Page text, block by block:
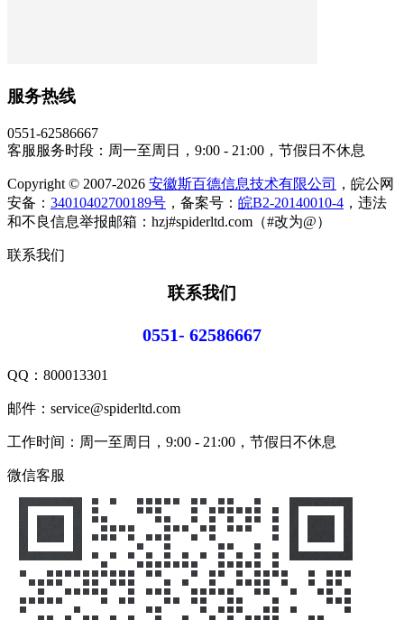
服务热线
0551-62586667
客服服务时段：周一至周日，9:00 - 21:00，节假日不休息
Copyright © 2007-2026 安徽斯百德信息技术有限公司
，皖公网
安备： 34010402700189号 ，备案号： 皖B2-20140010-4 ，违法
和不良信息举报邮箱：hzj#spiderltd.com（#改为@）
联系我们
联系我们
0551- 62586667
QQ： 800013301
邮件：service@spiderltd.com
工作时间：周一至周日，9:00 - 21:00，节假日不休息
微信客服